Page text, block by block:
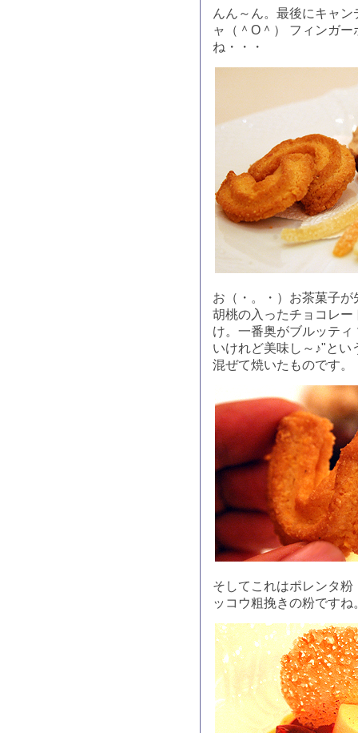
んん～ん。最後にキャ
ャ（＾O＾） フィンガ
ね・・・
お（・。・）お茶菓子
胡桃の入ったチョコレ
け。一番奥がブルッテ
いけれど美味し～♪"とい
混ぜて焼いたものです。
そしてこれはポレンタ
ッコウ粗挽きの粉です